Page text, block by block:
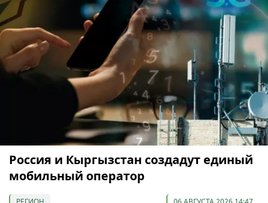
Россия и Кыргызстан создадут единый
мобильный оператор